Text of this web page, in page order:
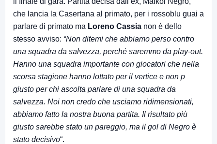
che lancia la Casertana al primato, per i rossoblu guai a
parlare di primato ma Loreno Cassia non è dello
stesso avviso: “Non ditemi che abbiamo perso contro
una squadra da salvezza, perché saremmo da play-out.
Hanno una squadra importante con giocatori che nella
scorsa stagione hanno lottato per il vertice e non p
giusto per chi ascolta parlare di una squadra da
salvezza. Noi non credo che usciamo ridimensionati,
abbiamo fatto la nostra buona partita. Il risultato più
giusto sarebbe stato un pareggio, ma il gol di Negro è
stato decisivo“.